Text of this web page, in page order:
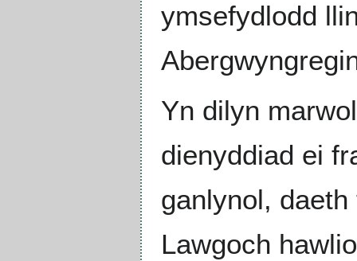
ymsefydlodd
Yn dilyn
dienyddiad ei
ganlynol,
Lawgoch